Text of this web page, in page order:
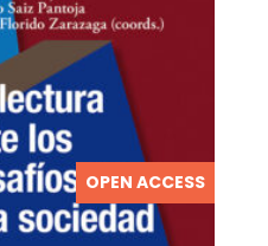
OPEN ACCESS